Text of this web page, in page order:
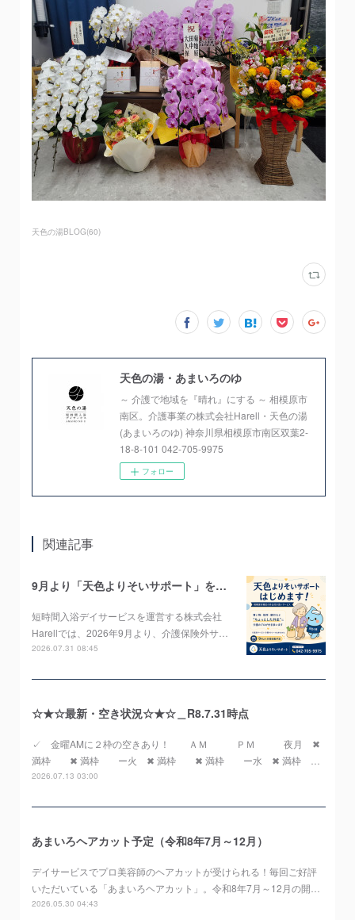
天色の湯BLOG(60)
天色の湯・あまいろのゆ
～ 介護で地域を『晴れ』にする ～ 相模原市
南区。介護事業の株式会社Harell・天色の湯
(あまいろのゆ) 神奈川県相模原市南区双葉2-
18-8-101 042-705-9975
フォロー
関連記事
9月より「天色よりそいサポート」をスタートします！
短時間入浴デイサービスを運営する株式会社
Harellでは、2026年9月より、介護保険外サ…
2026.07.31 08:45
☆★☆最新・空き状況☆★☆＿R8.7.31時点
✓ 金曜AMに２枠の空きあり！ ＡＭ ＰＭ 夜月 ✖
満枠 ✖ 満枠 ー火 ✖ 満枠 ✖ 満枠 ー水 ✖ 満枠 …
2026.07.13 03:00
あまいろヘアカット予定（令和8年7月～12月）
デイサービスでプロ美容師のヘアカットが受けられる！毎回ご好評
いただいている「あまいろヘアカット」。令和8年7月～12月の開…
2026.05.30 04:43